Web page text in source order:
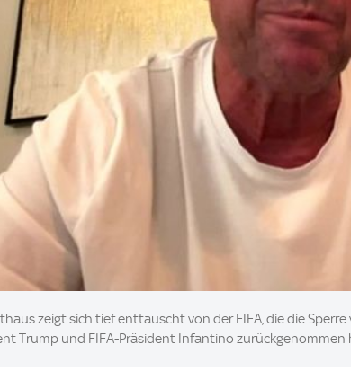
zeigt sich tief enttäuscht von der FIFA, die die
Trump und FIFA-Präsident Infantino zurückgenommen